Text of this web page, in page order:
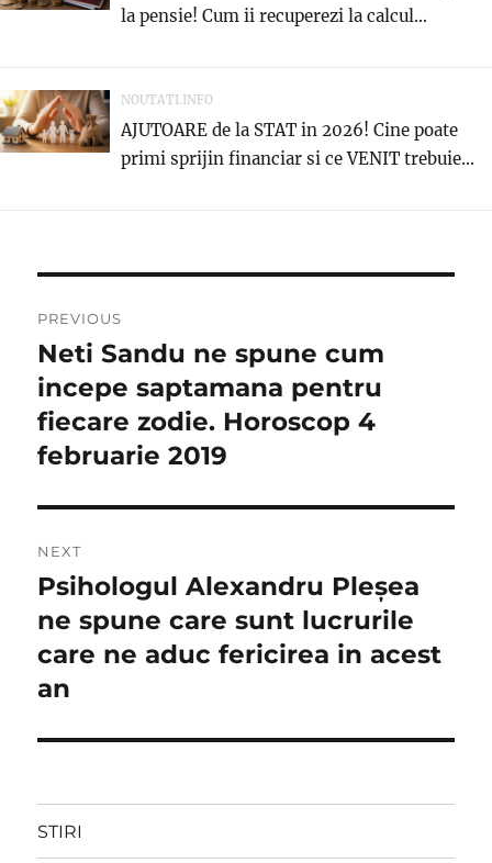
la pensie! Cum ii recuperezi la calcul...
NOUTATI.INFO
AJUTOARE de la STAT in 2026! Cine poate
primi sprijin financiar si ce VENIT trebuie...
în
articole
PREVIOUS
Previous
post:
Neti Sandu ne spune cum
incepe saptamana pentru
fiecare zodie. Horoscop 4
februarie 2019
NEXT
Next
post:
Psihologul Alexandru Pleșea
ne spune care sunt lucrurile
care ne aduc fericirea in acest
an
STIRI